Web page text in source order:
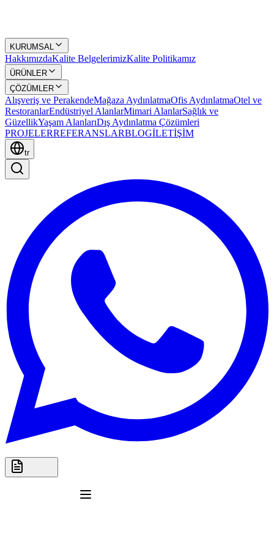
KURUMSAL
HakkımızdaKalite BelgelerimizKalite Politikamız
ÜRÜNLER
ÇÖZÜMLER
Alışveriş ve PerakendeMağaza AydınlatmaOfis AydınlatmaOtel ve
RestoranlarEndüstriyel AlanlarMimari AlanlarSağlık ve
GüzellikYaşam AlanlarıDış Aydınlatma Çözümleri
PROJELERREFERANSLARBLOGİLETİŞİM
tr